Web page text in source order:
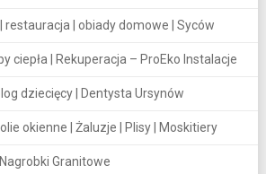
| restauracja | obiady domowe | Syców
ciepła | Rekuperacja – ProEko Instalacje
dziecięcy | Dentysta Ursynów
okienne | Żaluzje | Plisy | Moskitiery
Granitowe